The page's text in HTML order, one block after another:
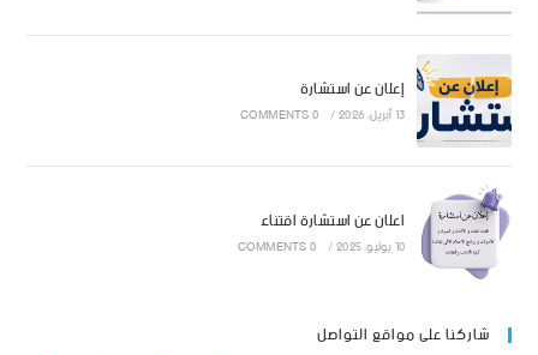
إعلان عن استشارة
13 أبريل، 2026 /
0 COMMENTS
اعلان عن استشارة اقتناء
10 يوليو، 2025 /
0 COMMENTS
شاركنا على مواقع التواصل